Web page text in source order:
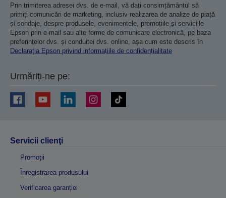
Prin trimiterea adresei dvs. de e-mail, vă dați consimțământul să
primiți comunicări de marketing, inclusiv realizarea de analize de piață
și sondaje, despre produsele, evenimentele, promoțiile și serviciile
Epson prin e-mail sau alte forme de comunicare electronică, pe baza
preferințelor dvs. și conduitei dvs. online, așa cum este descris în
Declarația Epson privind informațiile de confidențialitate
Urmăriți-ne pe:
Servicii clienţi
Promoţii
Înregistrarea produsului
Verificarea garanției